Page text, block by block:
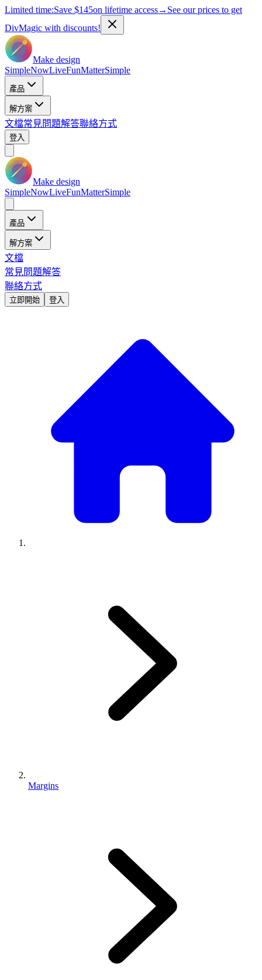
Limited time:Save $145on lifetime access→ See our prices to get
DivMagic with discounts!
Make design
SimpleNowLiveFunMatterSimple
產品
解方案
文檔常見問題解答聯絡方式
登入
Make design
SimpleNowLiveFunMatterSimple
產品
解方案
文檔
常見問題解答
聯絡方式
立即開始 登入
Margins